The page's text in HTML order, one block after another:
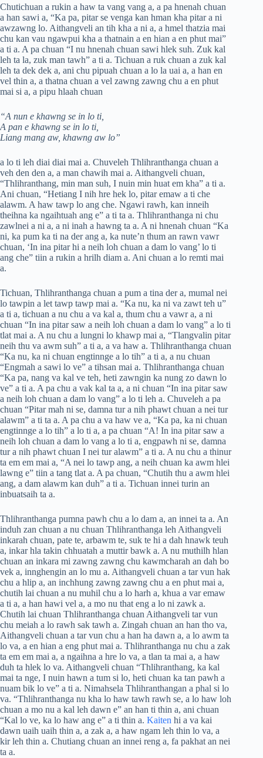
Chutichuan a rukin a haw ta vang vang a, a pa hnenah chuan
a han sawi a, “Ka pa, pitar se venga kan hman kha pitar a ni
awzawng lo. Aithangveli an tih kha a ni a, a hmel thatzia mai
chu kan vau ngawpui kha a thatnain a en hian a en phut mai”
a ti a. A pa chuan “I nu hnenah chuan sawi hlek suh. Zuk kal
leh ta la, zuk man tawh” a ti a. Tichuan a ruk chuan a zuk kal
leh ta dek dek a, ani chu pipuah chuan a lo la uai a, a han en
vel thin a, a thatna chuan a vel zawng zawng chu a en phut
mai si a, a pipu hlaah chuan
“A nun e khawng se in lo ti,
A pan e khawng se in lo ti,
Liang mang aw, khawng aw lo”
a lo ti leh diai diai mai a. Chuveleh Thlihranthanga chuan a
veh den den a, a man chawih mai a. Aithangveli chuan,
“Thlihranthang, min man suh, I nuin min huat em kha” a ti a.
Ani chuan, “Hetiang I nih hre hek lo, pitar emaw a ti che
alawm. A haw tawp lo ang che. Ngawi rawh, kan inneih
theihna ka ngaihtuah ang e” a ti ta a. Thlihranthanga ni chu
zawlnei a ni a, a ni inah a hawng ta a. A ni hnenah chuan “Ka
ni, ka pum ka ti na der ang a, ka nute’n thum an rawn vawr
chuan, ‘In ina pitar hi a neih loh chuan a dam lo vang’ lo ti
ang che” tiin a rukin a hrilh diam a. Ani chuan a lo remti mai
a.
Tichuan, Thlihranthanga chuan a pum a tina der a, mumal nei
lo tawpin a let tawp tawp mai a. “Ka nu, ka ni va zawt teh u”
a ti a, tichuan a nu chu a va kal a, thum chu a vawr a, a ni
chuan “In ina pitar saw a neih loh chuan a dam lo vang” a lo ti
tlat mai a. A nu chu a lungni lo khawp mai a, “Tlangvalin pitar
neih thu va awm suh” a ti a, a va haw a. Thlihranthanga chuan
“Ka nu, ka ni chuan engtinnge a lo tih” a ti a, a nu chuan
“Engmah a sawi lo ve” a tihsan mai a. Thlihranthanga chuan
“Ka pa, nang va kal ve teh, heti zawngin ka nung zo dawn lo
ve” a ti a. A pa chu a vak kal ta a, a ni chuan “In ina pitar saw
a neih loh chuan a dam lo vang” a lo ti leh a. Chuveleh a pa
chuan “Pitar mah ni se, damna tur a nih phawt chuan a nei tur
alawm” a ti ta a. A pa chu a va haw ve a, “Ka pa, ka ni chuan
engtinnge a lo tih” a lo ti a, a pa chuan “A! In ina pitar saw a
neih loh chuan a dam lo vang a lo ti a, engpawh ni se, damna
tur a nih phawt chuan I nei tur alawm” a ti a. A nu chu a thinur
ta em em mai a, “A nei lo tawp ang, a neih chuan ka awm hlei
lawng e” tiin a tang tlat a. A pa chuan, “Chutih thu a awm hlei
ang, a dam alawm kan duh” a ti a. Tichuan innei turin an
inbuatsaih ta a.
Thlihranthanga pumna pawh chu a lo dam a, an innei ta a. An
induh zan chuan a nu chuan Thlihranthanga leh Aithangveli
inkarah chuan, pate te, arbawm te, suk te hi a dah hnawk teuh
a, inkar hla takin chhuatah a muttir bawk a. A nu muthilh hlan
chuan an inkara mi zawng zawng chu kawmcharah an dah bo
vek a, innghengin an lo mu a. Aithangveli chuan a tar vun hak
chu a hlip a, an inchhung zawng zawng chu a en phut mai a,
chutih lai chuan a nu muhil chu a lo harh a, khua a var emaw
a ti a, a han hawi vel a, a mo nu that eng a lo ni zawk a.
Chutih lai chuan Thlihranthanga chuan Aithangveli tar vun
chu meiah a lo rawh sak tawh a. Zingah chuan an han tho va,
Aithangveli chuan a tar vun chu a han ha dawn a, a lo awm ta
lo va, a en hian a eng phut mai a. Thlihranthanga nu chu a zak
ta em em mai a, a ngaihna a hre lo va, a tlan ta mai a, a haw
duh ta hlek lo va. Aithangveli chuan “Thlihranthang, ka kal
mai ta nge, I nuin hawn a tum si lo, heti chuan ka tan pawh a
nuam bik lo ve” a ti a. Nimahsela Thlihranthangan a phal si lo
va. “Thlihranthanga nu kha lo haw tawh rawh se, a lo haw loh
chuan a mo nu a kal leh dawn e” an han ti thin a, ani chuan
“Kal lo ve, ka lo haw ang e” a ti thin a. Kaiten hi a va kai
dawn uaih uaih thin a, a zak a, a haw ngam leh thin lo va, a
kir leh thin a. Chutiang chuan an innei reng a, fa pakhat an nei
ta a.